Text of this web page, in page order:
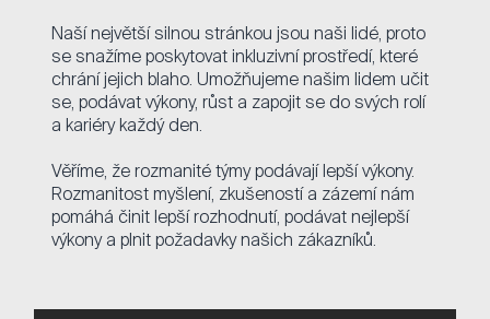
Naší největší silnou stránkou jsou naši lidé, proto
se snažíme poskytovat inkluzivní prostředí, které
chrání jejich blaho. Umožňujeme našim lidem učit
se, podávat výkony, růst a zapojit se do svých rolí
a kariéry každý den.
Věříme, že rozmanité týmy podávají lepší výkony.
Rozmanitost myšlení, zkušeností a zázemí nám
pomáhá činit lepší rozhodnutí, podávat nejlepší
výkony a plnit požadavky našich zákazníků.